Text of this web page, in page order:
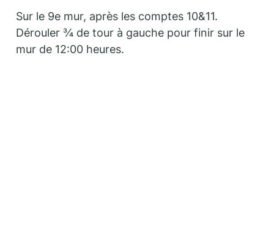
Sur le 9e mur, après les comptes 10&11.
Dérouler ¾ de tour à gauche pour finir sur le
mur de 12:00 heures.